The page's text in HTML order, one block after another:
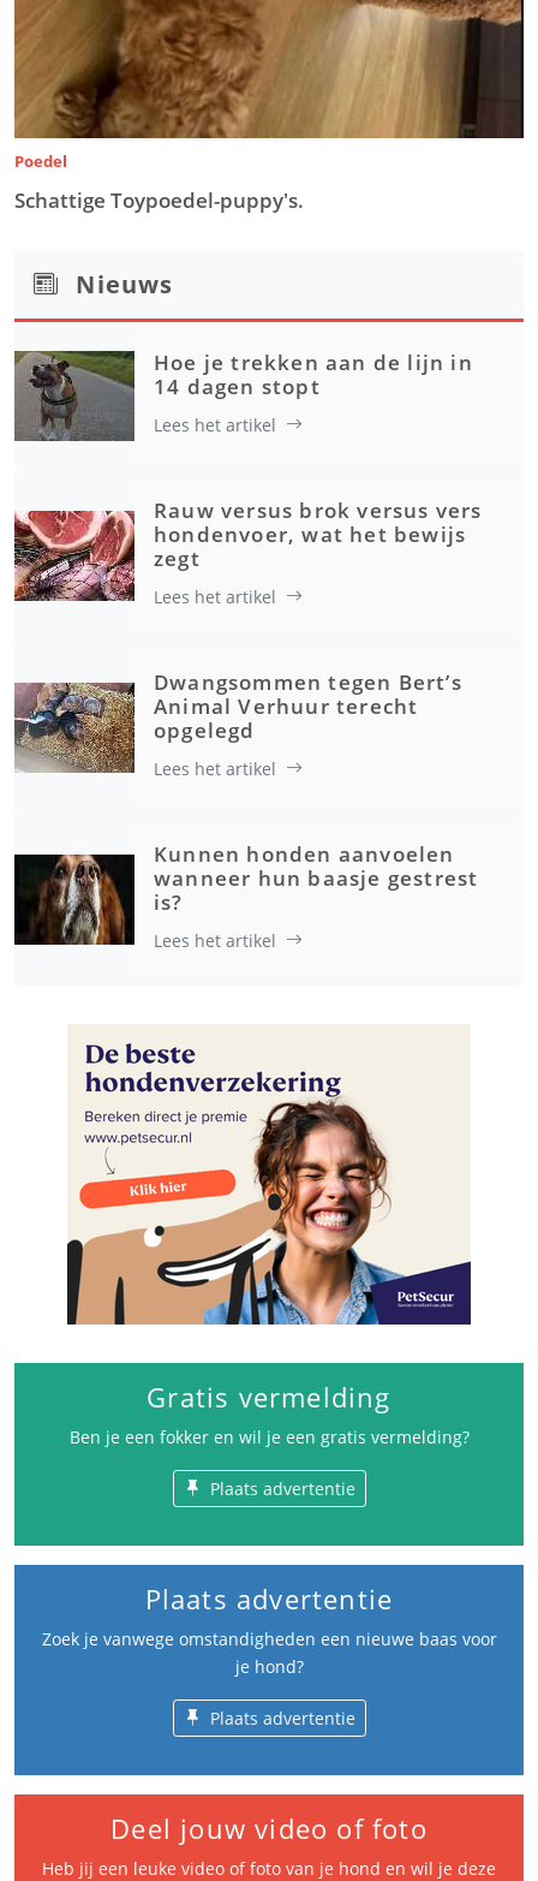
Poedel
Schattige Toypoedel-puppy's.
Nieuws
Hoe je trekken aan de lijn in
14 dagen stopt
Lees het artikel
Rauw versus brok versus vers
hondenvoer, wat het bewijs
zegt
Lees het artikel
Dwangsommen tegen Bert’s
Animal Verhuur terecht
opgelegd
Lees het artikel
Kunnen honden aanvoelen
wanneer hun baasje gestrest
is?
Lees het artikel
Gratis vermelding
Ben je een fokker en wil je een gratis vermelding?
Plaats advertentie
Plaats advertentie
Zoek je vanwege omstandigheden een nieuwe baas voor
je hond?
Plaats advertentie
Deel jouw video of foto
Heb jij een leuke video of foto van je hond en wil je deze